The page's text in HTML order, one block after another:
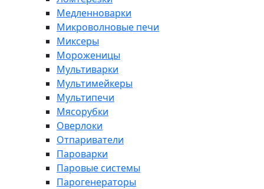
Медленноварки
Микроволновые печи
Миксеры
Мороженицы
Мультиварки
Мультимейкеры
Мультипечи
Мясорубки
Оверлоки
Отпариватели
Пароварки
Паровые системы
Парогенераторы